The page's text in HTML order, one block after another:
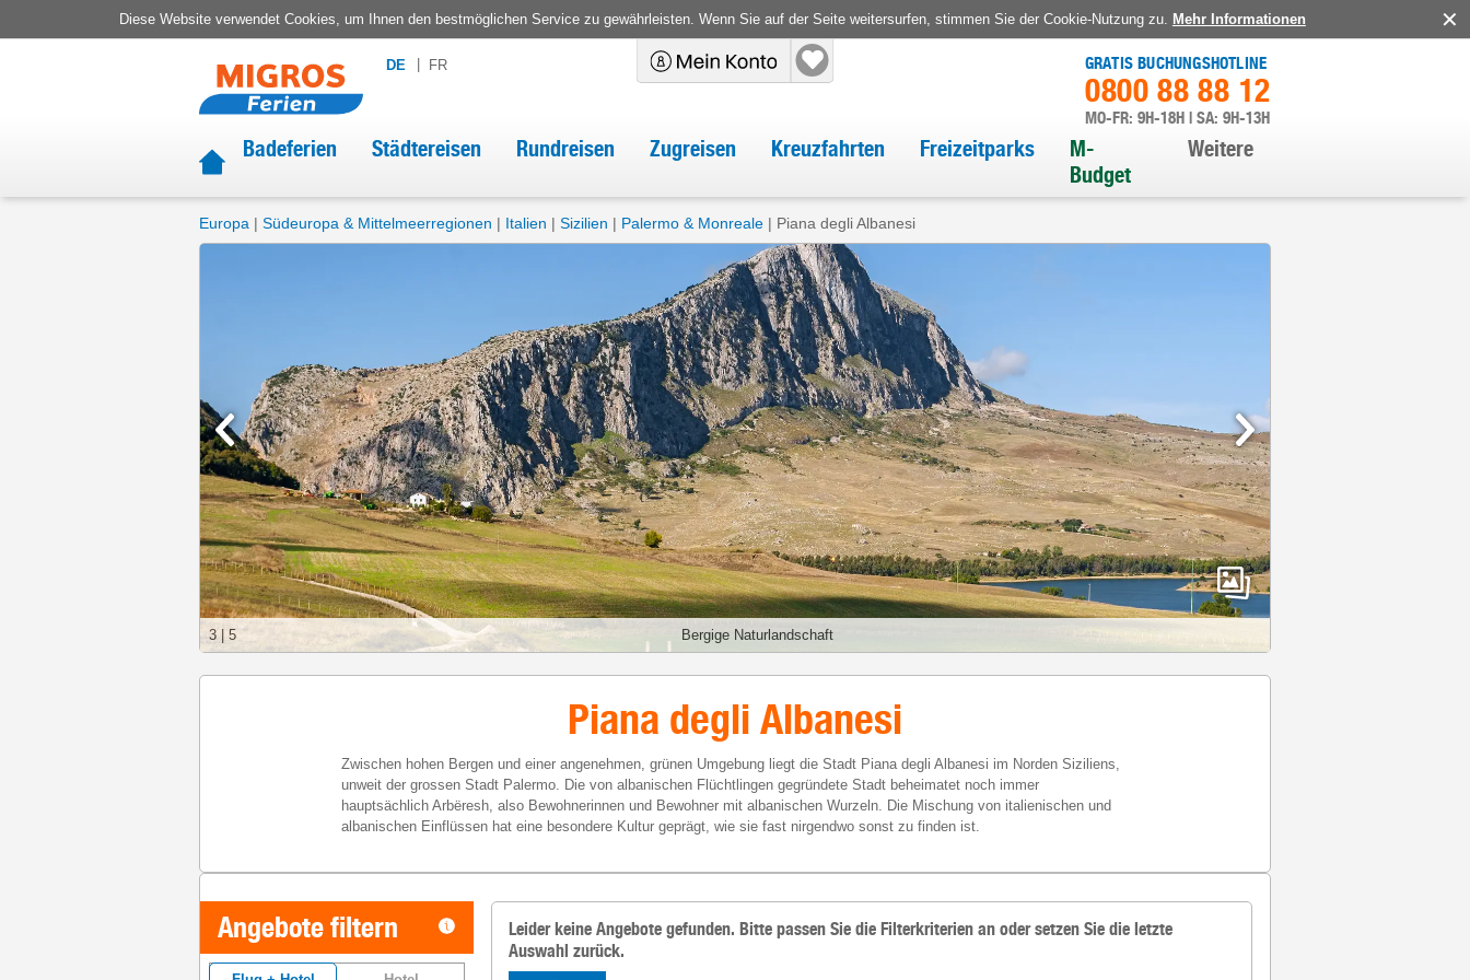
Diese Website verwendet Cookies, um Ihnen den bestmöglichen Service zu gewährleisten. Wenn Sie auf der Seite weitersurfen, stimmen Sie der Cookie-Nutzung zu. Mehr Informationen
DE FR GRATIS BUCHUNGSHOTLINE
0800 88 88 12
MO-FR: 9H-18H | SA: 9H-13H
Badeferien Städtereisen Rundreisen Zugreisen Kreuzfahrten Freizeitparks
M-
Budget
Weitere
Europa Südeuropa & Mittelmeerregionen Italien Sizilien Palermo & Monreale Piana degli Albanesi
Bergige Naturlandschaft
3 5
Piana degli Albanesi
Zwischen hohen Bergen und einer angenehmen, grünen Umgebung liegt die Stadt Piana degli Albanesi im Norden Siziliens,
unweit der grossen Stadt Palermo. Die von albanischen Flüchtlingen gegründete Stadt beheimatet noch immer
hauptsächlich Arbëresh, also Bewohnerinnen und Bewohner mit albanischen Wurzeln. Die Mischung von italienischen und
albanischen Einflüssen hat eine besondere Kultur geprägt, wie sie fast nirgendwo sonst zu finden ist.
Angebote filtern
Leider keine Angebote gefunden. Bitte passen Sie die Filterkriterien an oder setzen Sie die letzte
Auswahl zurück.